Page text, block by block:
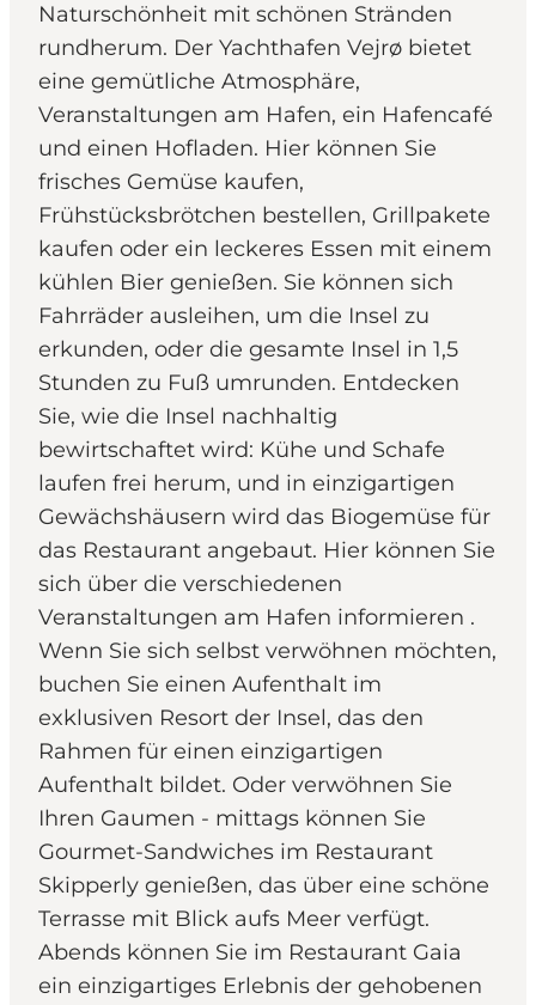
Naturschönheit mit schönen Stränden
rundherum. Der Yachthafen Vejrø bietet
eine gemütliche Atmosphäre,
Veranstaltungen am Hafen, ein Hafencafé
und einen Hofladen. Hier können Sie
frisches Gemüse kaufen,
Frühstücksbrötchen bestellen, Grillpakete
kaufen oder ein leckeres Essen mit einem
kühlen Bier genießen. Sie können sich
Fahrräder ausleihen, um die Insel zu
erkunden, oder die gesamte Insel in 1,5
Stunden zu Fuß umrunden. Entdecken
Sie, wie die Insel nachhaltig
bewirtschaftet wird: Kühe und Schafe
laufen frei herum, und in einzigartigen
Gewächshäusern wird das Biogemüse für
das Restaurant angebaut. Hier können Sie
sich über die verschiedenen
Veranstaltungen am Hafen informieren .
Wenn Sie sich selbst verwöhnen möchten,
buchen Sie einen Aufenthalt im
exklusiven Resort der Insel, das den
Rahmen für einen einzigartigen
Aufenthalt bildet. Oder verwöhnen Sie
Ihren Gaumen - mittags können Sie
Gourmet-Sandwiches im Restaurant
Skipperly genießen, das über eine schöne
Terrasse mit Blick aufs Meer verfügt.
Abends können Sie im Restaurant Gaia
ein einzigartiges Erlebnis der gehobenen